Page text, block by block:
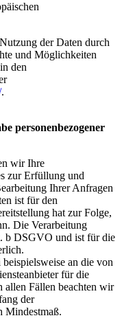
der Daten durch
und Möglichkeiten
den
.
personenbezogener
wir Ihre
zur Erfüllung und
Ihrer Anfragen
ist für den
hat zur Folge,
Die Verarbeitung
b DSGVO und ist für die
an die von
für die
Fällen beachten wir
der
Mindestmaß.